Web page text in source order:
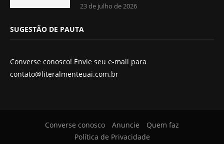
23 de julho de 2026
SUGESTÃO DE PAUTA
Converse conosco! Envie seu e-mail para
contato@literalmenteuai.com.br
Converse conosco Anuncie
Quem faz
Política de Privacidade